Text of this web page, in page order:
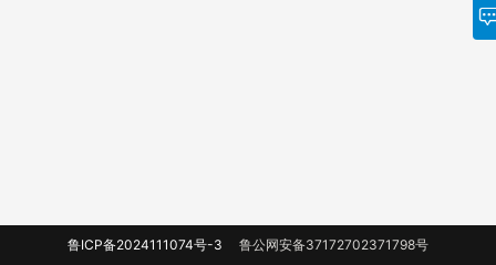
鲁ICP备2024111074号-3 鲁公网安备37172702371798号